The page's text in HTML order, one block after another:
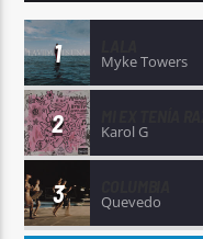
1 Myke Towers
2 Karol G
3 Quevedo